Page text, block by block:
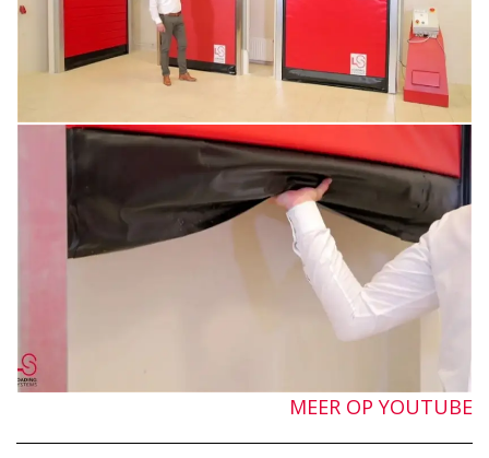
MEER OP YOUTUBE